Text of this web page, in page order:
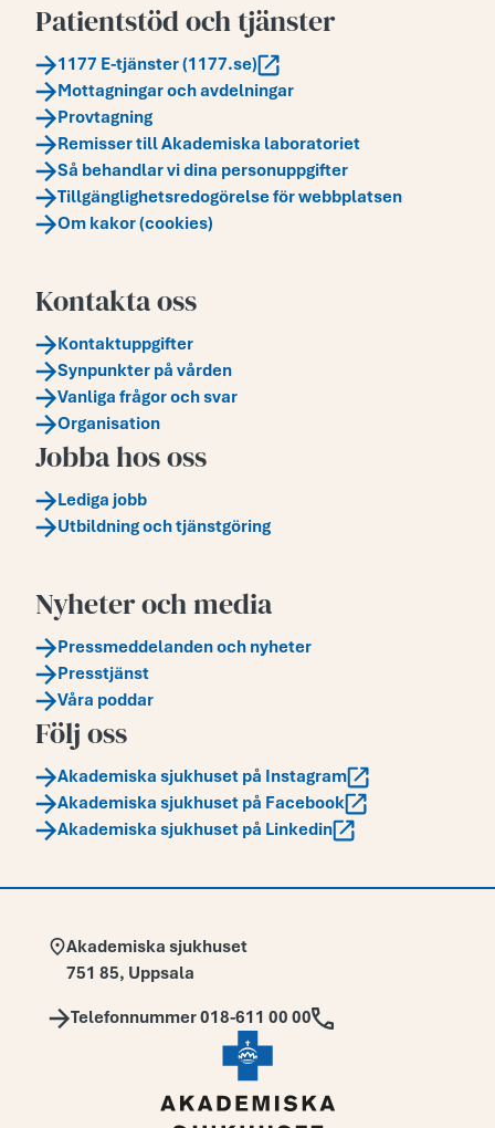
Patientstöd och tjänster
1177 E-tjänster (1177.se)
Mottagningar och avdelningar
Provtagning
Remisser till Akademiska laboratoriet
Så behandlar vi dina personuppgifter
Tillgänglighetsredogörelse för webbplatsen
Om kakor (cookies)
Kontakta oss
Kontaktuppgifter
Synpunkter på vården
Vanliga frågor och svar
Organisation
Jobba hos oss
Lediga jobb
Utbildning och tjänstgöring
Nyheter och media
Pressmeddelanden och nyheter
Presstjänst
Våra poddar
Följ oss
Akademiska sjukhuset på Instagram
Akademiska sjukhuset på Facebook
Akademiska sjukhuset på Linkedin
Adress:
Akademiska sjukhuset
751 85, Uppsala
Telefon:
Telefonnummer 018-611 00 00